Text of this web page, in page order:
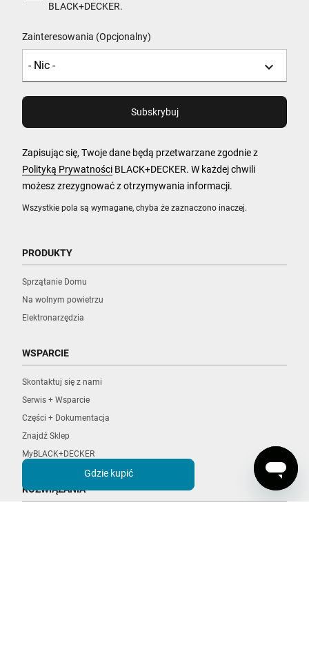
Gdzie kupić
Wszystkie pola są wymagane, chyba że zaznaczono inaczej.
BLACK+DECKER.
Zainteresowania (Opcjonalny)
Zapisując się, Twoje dane będą przetwarzane zgodnie z
Polityką Prywatności BLACK+DECKER. W każdej chwili
możesz zrezygnować z otrzymywania informacji.
PRODUKTY
Sprzątanie Domu
Na wolnym powietrzu
Elektronarzędzia
WSPARCIE
Skontaktuj się z nami
Serwis + Wsparcie
Części + Dokumentacja
Znajdź Sklep
MyBLACK+DECKER
ROZWIĄZANIA